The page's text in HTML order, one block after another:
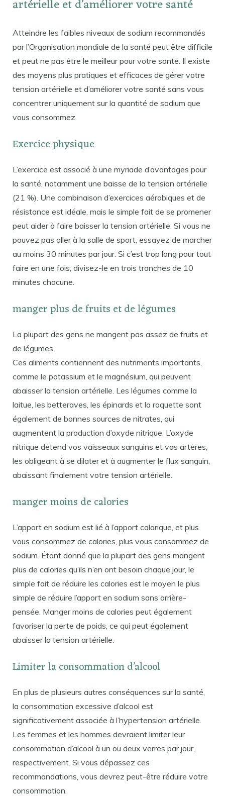
artérielle et d’améliorer votre santé
Atteindre les faibles niveaux de sodium recommandés
par l’Organisation mondiale de la santé peut être difficile
et peut ne pas être le meilleur pour votre santé. Il existe
des moyens plus pratiques et efficaces de gérer votre
tension artérielle et d’améliorer votre santé sans vous
concentrer uniquement sur la quantité de sodium que
vous consommez.
Exercice physique
L’exercice est associé à une myriade d’avantages pour
la santé, notamment une baisse de la tension artérielle
(21 %). Une combinaison d’exercices aérobiques et de
résistance est idéale, mais le simple fait de se promener
peut aider à faire baisser la tension artérielle. Si vous ne
pouvez pas aller à la salle de sport, essayez de marcher
au moins 30 minutes par jour. Si c’est trop long pour tout
faire en une fois, divisez-le en trois tranches de 10
minutes chacune.
manger plus de fruits et de légumes
La plupart des gens ne mangent pas assez de fruits et
de légumes.
Ces aliments contiennent des nutriments importants,
comme le potassium et le magnésium, qui peuvent
abaisser la tension artérielle. Les légumes comme la
laitue, les betteraves, les épinards et la roquette sont
également de bonnes sources de nitrates, qui
augmentent la production d’oxyde nitrique. L’oxyde
nitrique détend vos vaisseaux sanguins et vos artères,
les obligeant à se dilater et à augmenter le flux sanguin,
abaissant finalement votre tension artérielle.
manger moins de calories
L’apport en sodium est lié à l’apport calorique, et plus
vous consommez de calories, plus vous consommez de
sodium. Étant donné que la plupart des gens mangent
plus de calories qu’ils n’en ont besoin chaque jour, le
simple fait de réduire les calories est le moyen le plus
simple de réduire l’apport en sodium sans arrière-
pensée. Manger moins de calories peut également
favoriser la perte de poids, ce qui peut également
abaisser la tension artérielle.
Limiter la consommation d’alcool
En plus de plusieurs autres conséquences sur la santé,
la consommation excessive d’alcool est
significativement associée à l’hypertension artérielle.
Les femmes et les hommes devraient limiter leur
consommation d’alcool à un ou deux verres par jour,
respectivement. Si vous dépassez ces
recommandations, vous devrez peut-être réduire votre
consommation.